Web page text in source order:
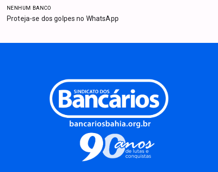
NENHUM BANCO
Proteja-se dos golpes no WhatsApp